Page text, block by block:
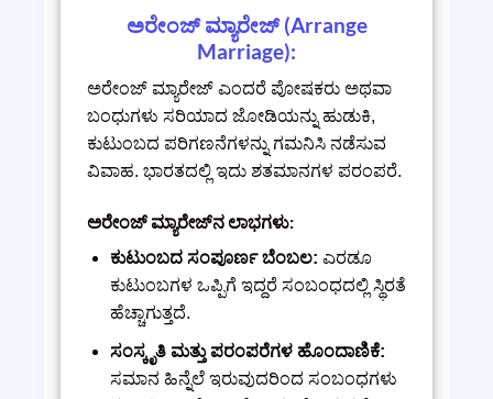
ಅರೇಂಜ್ ಮ್ಯಾರೇಜ್ (Arrange
Marriage):
ಅರೇಂಜ್ ಮ್ಯಾರೇಜ್ ಎಂದರೆ ಪೋಷಕರು ಅಥವಾ
ಬಂಧುಗಳು ಸರಿಯಾದ ಜೋಡಿಯನ್ನು ಹುಡುಕಿ,
ಕುಟುಂಬದ ಪರಿಗಣನೆಗಳನ್ನು ಗಮನಿಸಿ ನಡೆಸುವ
ವಿವಾಹ. ಭಾರತದಲ್ಲಿ ಇದು ಶತಮಾನಗಳ ಪರಂಪರೆ.
ಅರೇಂಜ್ ಮ್ಯಾರೇಜ್‌ನ ಲಾಭಗಳು:
ಕುಟುಂಬದ ಸಂಪೂರ್ಣ ಬೆಂಬಲ: ಎರಡೂ
ಕುಟುಂಬಗಳ ಒಪ್ಪಿಗೆ ಇದ್ದರೆ ಸಂಬಂಧದಲ್ಲಿ ಸ್ಥಿರತೆ
ಹೆಚ್ಚಾಗುತ್ತದೆ.
ಸಂಸ್ಕೃತಿ ಮತ್ತು ಪರಂಪರೆಗಳ ಹೊಂದಾಣಿಕೆ:
ಸಮಾನ ಹಿನ್ನೆಲೆ ಇರುವುದರಿಂದ ಸಂಬಂಧಗಳು